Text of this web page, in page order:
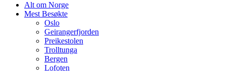
Alt om Norge
Mest Besøkte
Oslo
Geirangerfjorden
Preikestolen
Trolltunga
Bergen
Lofoten